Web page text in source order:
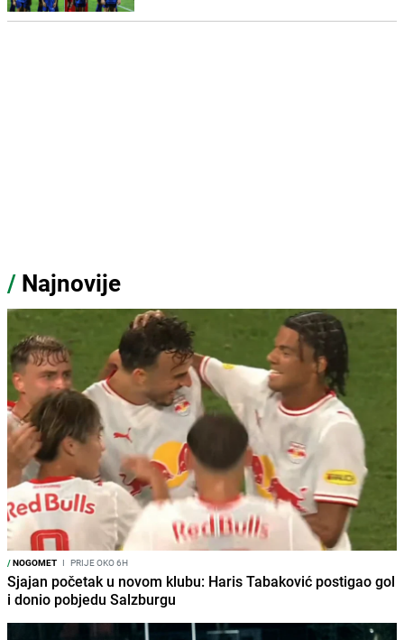
/ Najnovije
/NOGOMET I PRIJE OKO 6H
Sjajan početak u novom klubu: Haris Tabaković postigao gol
i donio pobjedu Salzburgu